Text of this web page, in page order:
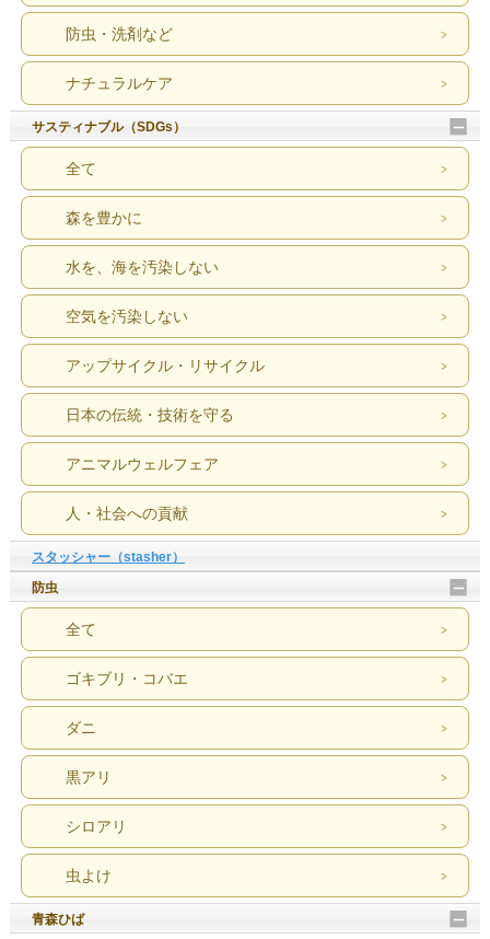
防虫・洗剤など
ナチュラルケア
サスティナブル（SDGs）
全て
森を豊かに
水を、海を汚染しない
空気を汚染しない
アップサイクル・リサイクル
日本の伝統・技術を守る
アニマルウェルフェア
人・社会への貢献
スタッシャー（stasher）
防虫
全て
ゴキブリ・コバエ
ダニ
黒アリ
シロアリ
虫よけ
青森ひば